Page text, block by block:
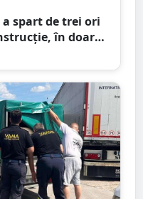
a spart de trei ori
în doar